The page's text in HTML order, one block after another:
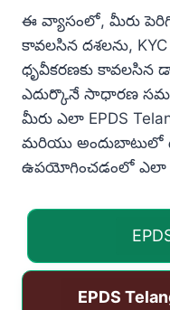
ఈ వ్యాసంలో, మీరు
కావలసిన దశలను, KYC
ధృవీకరణకు కావలసిన
ఎదుర్కొనే సాధారణ
మీరు ఎలా EPDS
మరియు అందుబాటులో
ఉపయోగించడంలో ఎలా
EPDS